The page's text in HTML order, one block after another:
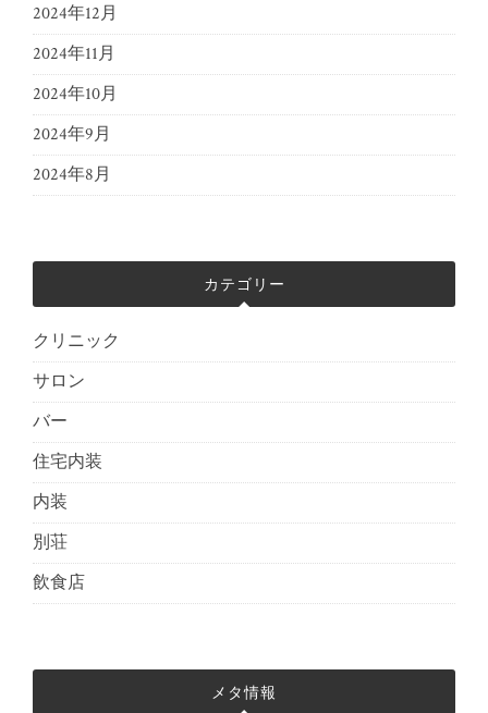
2024年12月
2024年11月
2024年10月
2024年9月
2024年8月
カテゴリー
クリニック
サロン
バー
住宅内装
内装
別荘
飲食店
メタ情報